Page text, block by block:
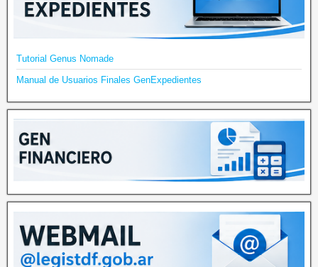
Tutorial Genus Nomade
Manual de Usuarios Finales GenExpedientes